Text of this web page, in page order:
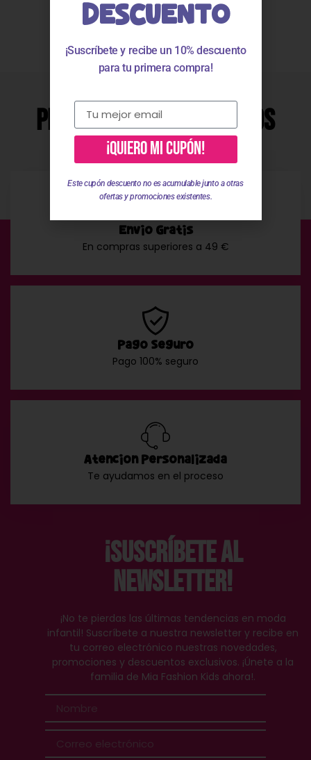
Valoraciones
Productos Relacionados
Envío Gratis
En compras superiores a 49 €
Pago Seguro
Pago 100% seguro
Atención Personalizada
Te ayudamos en el proceso
¡Suscríbete al
Newsletter!
¡No te pierdas las últimas tendencias en moda
infantil! Suscríbete a nuestra newsletter y recibe en
tu correo electrónico nuestras novedades,
promociones y descuentos exclusivos. ¡Únete a la
familia de Mia Fashion Kids ahora!.
DESCUENTO
¡Suscríbete y recibe un 10% descuento
para tu primera compra!
¡QUIERO MI CUPÓN!
Este cupón descuento no es acumulable junto a otras
ofertas y promociones existentes.